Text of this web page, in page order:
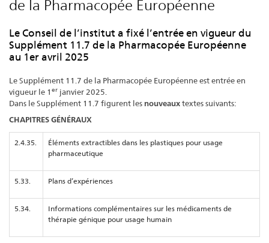
de la Pharmacopée Européenne
Le Conseil de l’institut a fixé l’entrée en vigueur du
Supplément 11.7 de la Pharmacopée Européenne
au 1er avril 2025
Le Supplément 11.7 de la Pharmacopée Européenne est entrée en
vigueur le 1 er janvier 2025.
Dans le Supplément 11.7 figurent les nouveauxtextes suivants:
CHAPITRES GÉNÉRAUX
2.4.35.
Éléments extractibles dans les plastiques pour usage
pharmaceutique
5.33. Plans d’expériences
5.34.
Informations complémentaires sur les médicaments de
thérapie génique pour usage humain